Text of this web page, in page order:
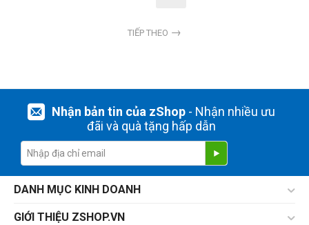
TIẾP THEO
Nhận bản tin của zShop- Nhận nhiều ưu
đãi và quà tặng hấp dẫn
DANH MỤC KINH DOANH
GIỚI THIỆU ZSHOP.VN